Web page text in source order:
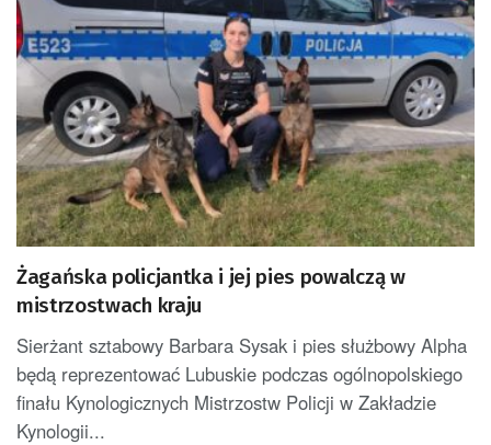
Żagańska policjantka i jej pies powalczą w
mistrzostwach kraju
Sierżant sztabowy Barbara Sysak i pies służbowy Alpha
będą reprezentować Lubuskie podczas ogólnopolskiego
finału Kynologicznych Mistrzostw Policji w Zakładzie
Kynologii...